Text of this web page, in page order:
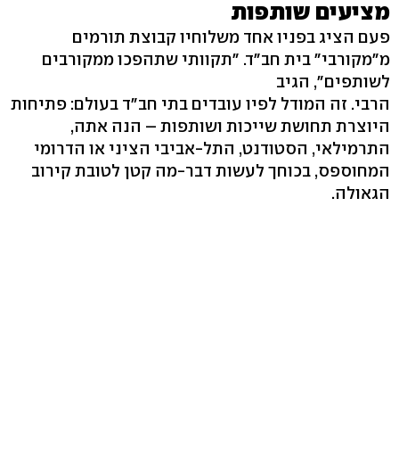
מציעים שותפות
פעם הציג בפניו אחד משלוחיו קבוצת תורמים
מ"מקורבי" בית חב"ד. "תקוותי שתהפכו ממקורבים
לשותפים", הגיב
הרבי. זה המודל לפיו עובדים בתי חב"ד בעולם: פתיחות
היוצרת תחושת שייכות ושותפות – הנה אתה,
התרמילאי, הסטודנט, התל-אביבי הציני או הדרומי
המחוספס, בכוחך לעשות דבר-מה קטן לטובת קירוב
הגאולה.